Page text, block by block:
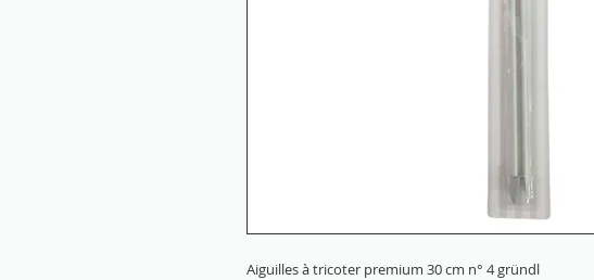
Aiguilles à tricoter premium 30 cm n° 4 gründl